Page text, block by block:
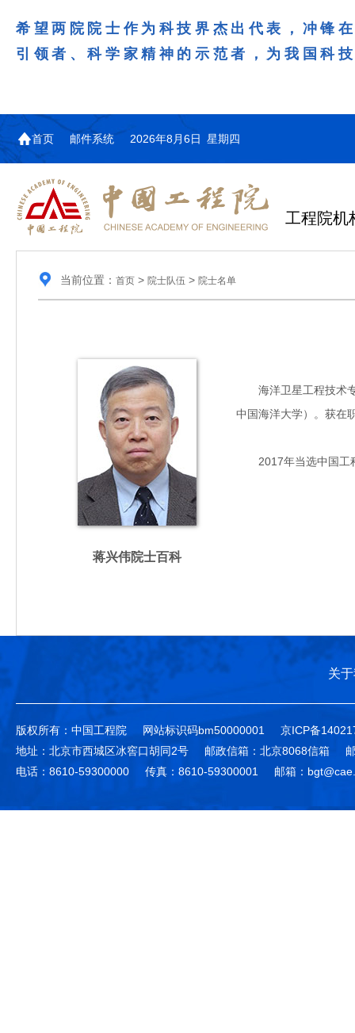
希望两院院士作为科技界杰出代表，冲锋
引领者、科学家精神的示范者，为我国科
首页 邮件系统 2026年8月6日 星期四
工程院机
当前位置： 首页> 院士队伍 > 院士名单
蒋兴伟院士百科
海洋卫星工程技术专
中国海洋大学）。获在
2017年当选中国工
关
版权所有：中国工程院 网站标识码bm50000001
京ICP备
地址：北京市西城区冰窖口胡同2号
邮政信箱：北京8068信箱
电话：8610-59300000
传真：8610-59300001 邮箱：